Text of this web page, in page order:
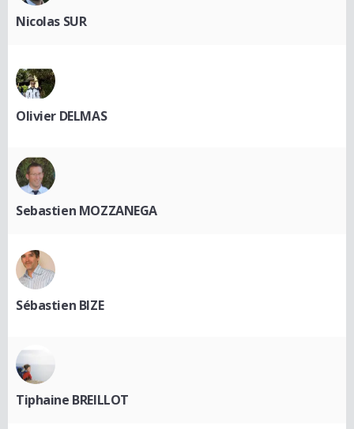
Nicolas SUR
Olivier DELMAS
Sebastien MOZZANEGA
Sébastien BIZE
Tiphaine BREILLOT